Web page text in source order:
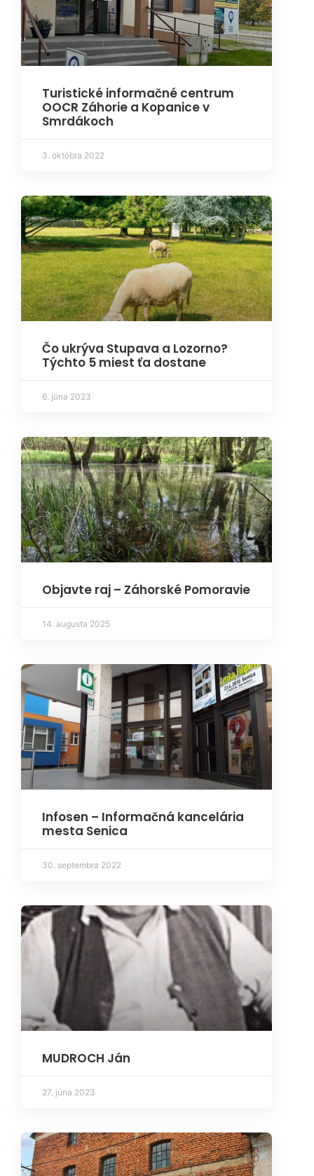
Turistické informačné centrum
OOCR Záhorie a Kopanice v
Smrdákoch
3. októbra 2022
Čo ukrýva Stupava a Lozorno?
Týchto 5 miest ťa dostane
6. júna 2023
Objavte raj – Záhorské Pomoravie
14. augusta 2025
Infosen – Informačná kancelária
mesta Senica
30. septembra 2022
MUDROCH Ján
27. júna 2023